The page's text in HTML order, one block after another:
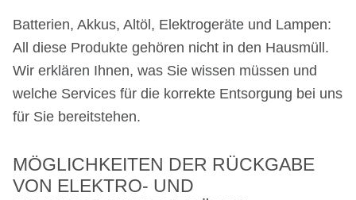
Batterien, Akkus, Altöl, Elektrogeräte und Lampen:
All diese Produkte gehören nicht in den Hausmüll.
Wir erklären Ihnen, was Sie wissen müssen und
welche Services für die korrekte Entsorgung bei uns
für Sie bereitstehen.
MÖGLICHKEITEN DER RÜCKGABE
VON ELEKTRO- UND